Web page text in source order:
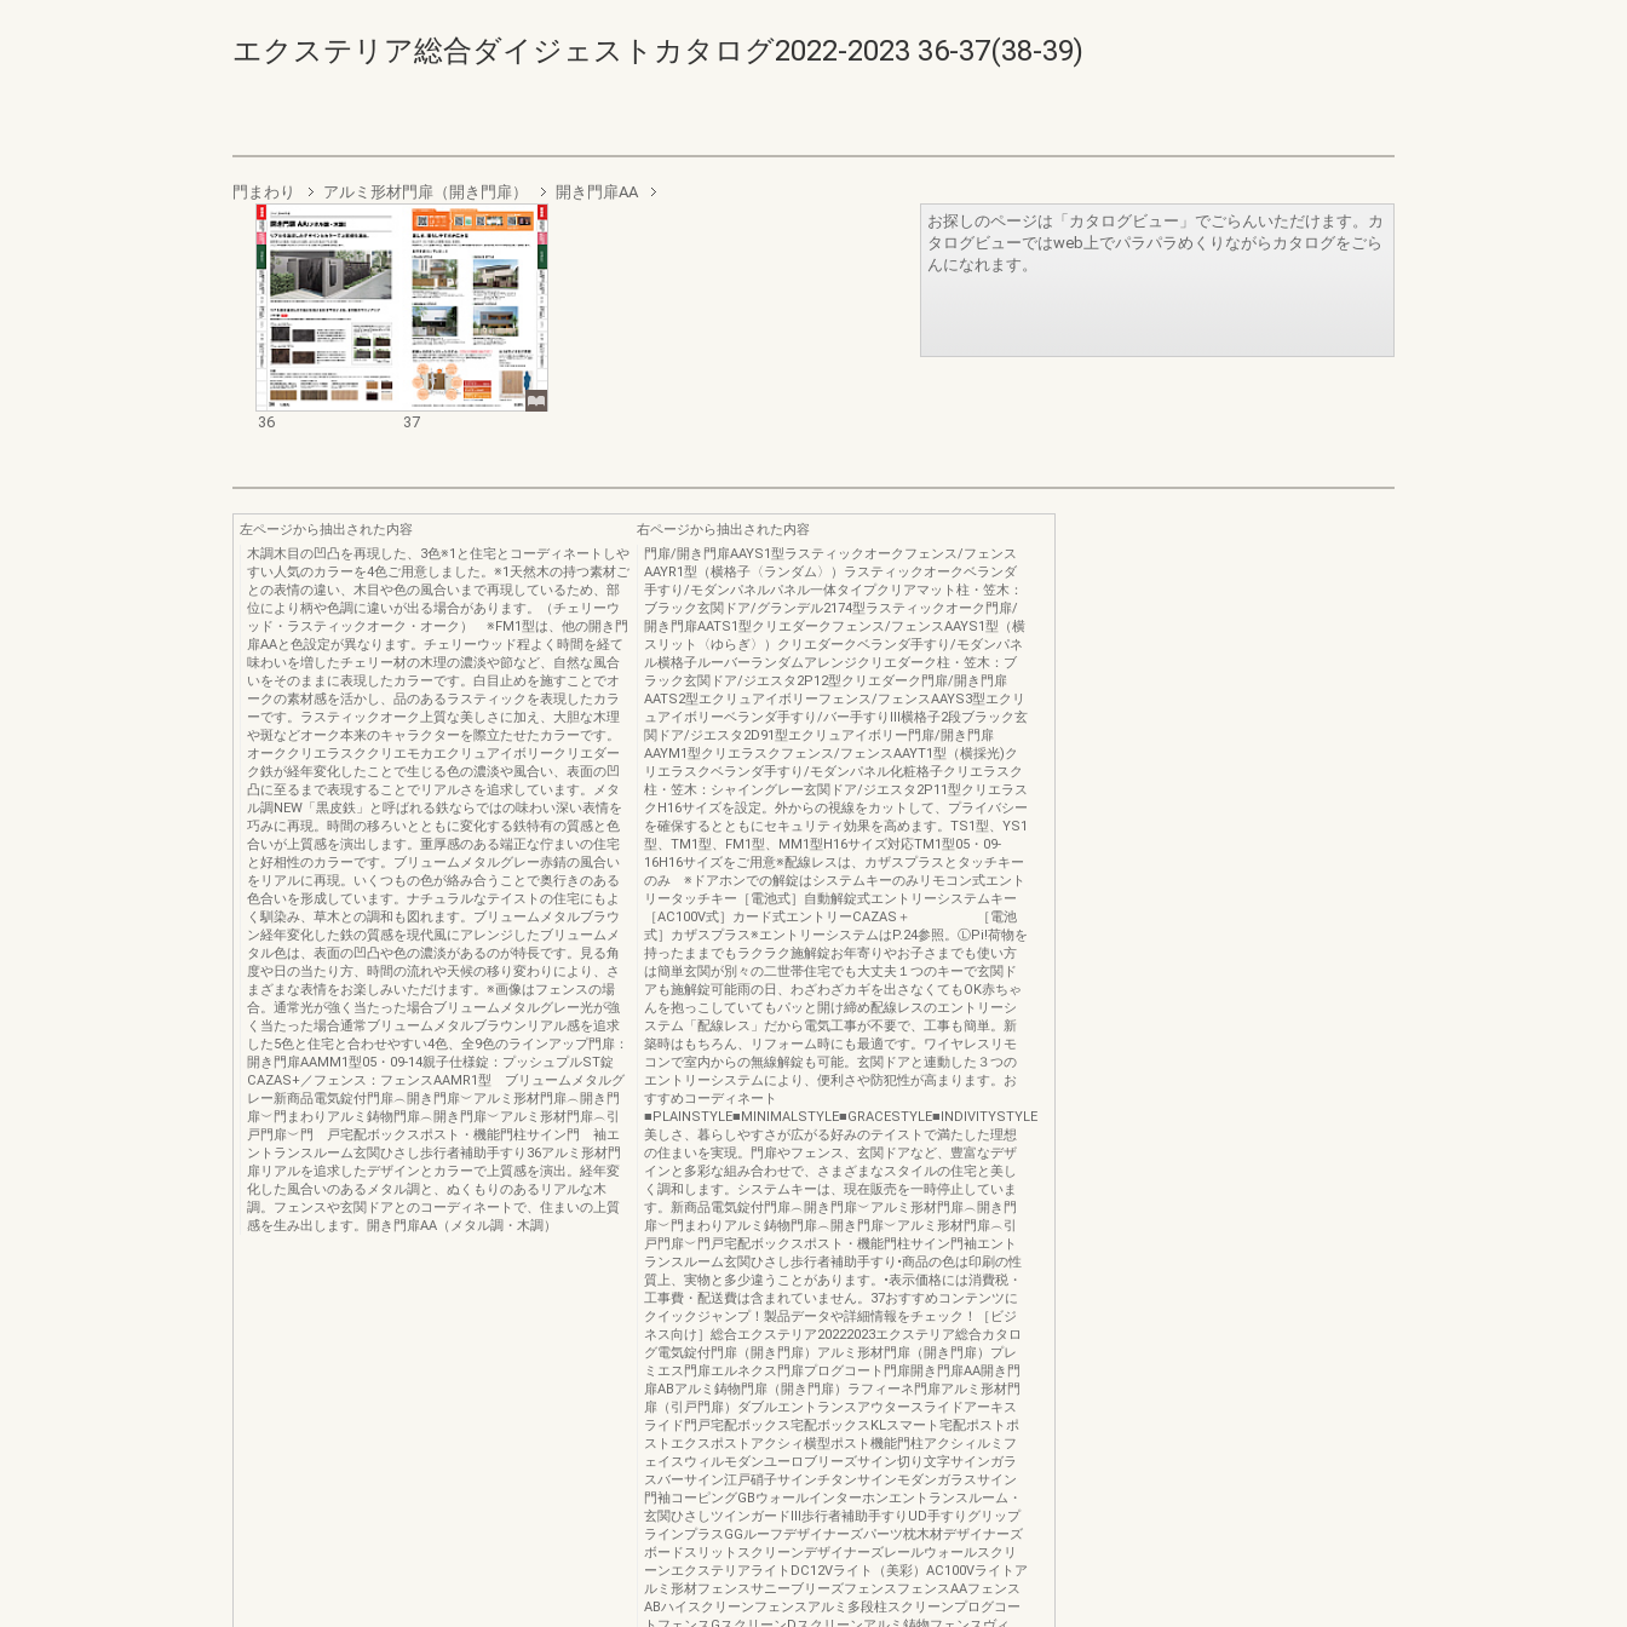
エクステリア総合ダイジェストカタログ2022-2023 36-37(38-39)
門まわり アルミ形材門扉（開き門扉） 開き門扉AA
36 37
お探しのページは「カタログビュー」でごらんいただけます。カ
タログビューではweb上でパラパラめくりながらカタログをごら
んになれます。
左ページから抽出された内容
木調木目の凹凸を再現した、3色※1と住宅とコーディネートしや
すい人気のカラーを4色ご用意しました。※1天然木の持つ素材ご
との表情の違い、木目や色の風合いまで再現しているため、部
位により柄や色調に違いが出る場合があります。（チェリーウ
ッド・ラスティックオーク・オーク） ※FM1型は、他の開き門
扉AAと色設定が異なります。チェリーウッド程よく時間を経て
味わいを増したチェリー材の木理の濃淡や節など、自然な風合
いをそのままに表現したカラーです。白目止めを施すことでオ
ークの素材感を活かし、品のあるラスティックを表現したカラ
ーです。ラスティックオーク上質な美しさに加え、大胆な木理
や斑などオーク本来のキャラクターを際立たせたカラーです。
オーククリエラスククリエモカエクリュアイボリークリエダー
ク鉄が経年変化したことで生じる色の濃淡や風合い、表面の凹
凸に至るまで表現することでリアルさを追求しています。メタ
ル調NEW「黒皮鉄」と呼ばれる鉄ならではの味わい深い表情を
巧みに再現。時間の移ろいとともに変化する鉄特有の質感と色
合いが上質感を演出します。重厚感のある端正な佇まいの住宅
と好相性のカラーです。ブリュームメタルグレー赤錆の風合い
をリアルに再現。いくつもの色が絡み合うことで奥行きのある
色合いを形成しています。ナチュラルなテイストの住宅にもよ
く馴染み、草木との調和も図れます。ブリュームメタルブラウ
ン経年変化した鉄の質感を現代風にアレンジしたブリュームメ
タル色は、表面の凹凸や色の濃淡があるのが特長です。見る角
度や日の当たり方、時間の流れや天候の移り変わりにより、さ
まざまな表情をお楽しみいただけます。※画像はフェンスの場
合。通常光が強く当たった場合ブリュームメタルグレー光が強
く当たった場合通常ブリュームメタルブラウンリアル感を追求
した5色と住宅と合わせやすい4色、全9色のラインアップ門扉：
開き門扉AAMM1型05・09-14親子仕様錠：プッシュプルST錠
CAZAS+／フェンス：フェンスAAMR1型 ブリュームメタルグ
レー新商品電気錠付門扉︵開き門扉︶アルミ形材門扉︵開き門
扉︶門まわりアルミ鋳物門扉︵開き門扉︶アルミ形材門扉︵引
戸門扉︶門 戸宅配ボックスポスト・機能門柱サイン門 袖エ
ントランスルーム玄関ひさし歩行者補助手すり36アルミ形材門
扉リアルを追求したデザインとカラーで上質感を演出。経年変
化した風合いのあるメタル調と、ぬくもりのあるリアルな木
調。フェンスや玄関ドアとのコーディネートで、住まいの上質
感を生み出します。開き門扉AA（メタル調・木調）
右ページから抽出された内容
門扉/開き門扉AAYS1型ラスティックオークフェンス/フェンス
AAYR1型（横格子〈ランダム〉）ラスティックオークベランダ
手すり/モダンパネルパネル一体タイプクリアマット柱・笠木：
ブラック玄関ドア/グランデル2174型ラスティックオーク門扉/
開き門扉AATS1型クリエダークフェンス/フェンスAAYS1型（横
スリット〈ゆらぎ〉）クリエダークベランダ手すり/モダンパネ
ル横格子ルーバーランダムアレンジクリエダーク柱・笠木：ブ
ラック玄関ドア/ジエスタ2P12型クリエダーク門扉/開き門扉
AATS2型エクリュアイボリーフェンス/フェンスAAYS3型エクリ
ュアイボリーベランダ手すり/バー手すりⅢ横格子2段ブラック玄
関ドア/ジエスタ2D91型エクリュアイボリー門扉/開き門扉
AAYM1型クリエラスクフェンス/フェンスAAYT1型（横採光)ク
リエラスクベランダ手すり/モダンパネル化粧格子クリエラスク
柱・笠木：シャイングレー玄関ドア/ジエスタ2P11型クリエラス
クH16サイズを設定。外からの視線をカットして、プライバシー
を確保するとともにセキュリティ効果を高めます。TS1型、YS1
型、TM1型、FM1型、MM1型H16サイズ対応TM1型05・09-
16H16サイズをご用意※配線レスは、カザスプラスとタッチキー
のみ ※ドアホンでの解錠はシステムキーのみリモコン式エント
リータッチキー［電池式］自動解錠式エントリーシステムキー
［AC100V式］カード式エントリーCAZAS＋ ［電池
式］カザスプラス※エントリーシステムはP.24参照。ⓁPi!荷物を
持ったままでもラクラク施解錠お年寄りやお子さまでも使い方
は簡単玄関が別々の二世帯住宅でも大丈夫１つのキーで玄関ド
アも施解錠可能雨の日、わざわざカギを出さなくてもOK赤ちゃ
んを抱っこしていてもパッと開け締め配線レスのエントリーシ
ステム「配線レス」だから電気工事が不要で、工事も簡単。新
築時はもちろん、リフォーム時にも最適です。ワイヤレスリモ
コンで室内からの無線解錠も可能。玄関ドアと連動した３つの
エントリーシステムにより、便利さや防犯性が高まります。お
すすめコーディネート
■PLAINSTYLE■MINIMALSTYLE■GRACESTYLE■INDIVITYSTYLE
美しさ、暮らしやすさが広がる好みのテイストで満たした理想
の住まいを実現。門扉やフェンス、玄関ドアなど、豊富なデザ
インと多彩な組み合わせで、さまざまなスタイルの住宅と美し
く調和します。システムキーは、現在販売を一時停止していま
す。新商品電気錠付門扉︵開き門扉︶アルミ形材門扉︵開き門
扉︶門まわりアルミ鋳物門扉︵開き門扉︶アルミ形材門扉︵引
戸門扉︶門戸宅配ボックスポスト・機能門柱サイン門袖エント
ランスルーム玄関ひさし歩行者補助手すり•商品の色は印刷の性
質上、実物と多少違うことがあります。•表示価格には消費税・
工事費・配送費は含まれていません。37おすすめコンテンツに
クイックジャンプ！製品データや詳細情報をチェック！［ビジ
ネス向け］総合エクステリア20222023エクステリア総合カタロ
グ電気錠付門扉（開き門扉）アルミ形材門扉（開き門扉）プレ
ミエス門扉エルネクス門扉プログコート門扉開き門扉AA開き門
扉ABアルミ鋳物門扉（開き門扉）ラフィーネ門扉アルミ形材門
扉（引戸門扉）ダブルエントランスアウタースライドアーキス
ライド門戸宅配ボックス宅配ボックスKLスマート宅配ポストポ
ストエクスポストアクシィ横型ポスト機能門柱アクシィルミフ
ェイスウィルモダンユーロブリーズサイン切り文字サインガラ
スバーサイン江戸硝子サインチタンサインモダンガラスサイン
門袖コーピングGBウォールインターホンエントランスルーム・
玄関ひさしツインガードⅢ歩行者補助手すりUD手すりグリップ
ラインプラスGGルーフデザイナーズパーツ枕木材デザイナーズ
ボードスリットスクリーンデザイナーズレールウォールスクリ
ーンエクステリアライトDC12Vライト（美彩）AC100Vライトア
ルミ形材フェンスサニーブリーズフェンスフェンスAAフェンス
ABハイスクリーンフェンスアルミ多段柱スクリーンプログコー